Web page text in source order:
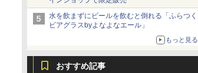
水を飲まずにビールを飲むと倒れる「ふらつく
ビアグラスbyよなよなエール」
もっと見る
おすすめ記事